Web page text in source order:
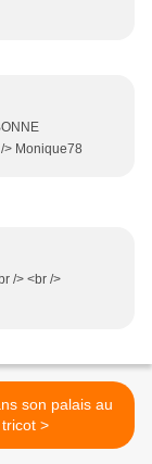
> Monique78
/> <br />
son palais au
tricot >